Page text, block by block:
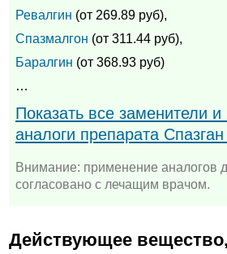
Ревалгин (от 269.89 руб),
Спазмалгон (от 311.44 руб),
Баралгин (от 368.93 руб)
…
Показать все заменители и
аналоги препарата
Внимание: применение аналогов
согласовано с лечащим врачом.
Действующее